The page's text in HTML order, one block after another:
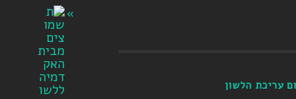
עריכת הלשון